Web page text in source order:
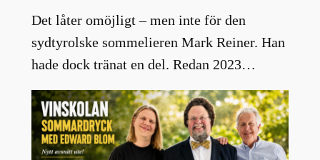
Det låter omöjligt – men inte för den
sydtyrolske sommelieren Mark Reiner. Han
hade dock tränat en del. Redan 2023…